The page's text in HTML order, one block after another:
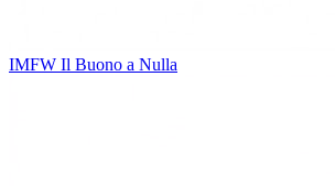
IMFW Il Buono a Nulla